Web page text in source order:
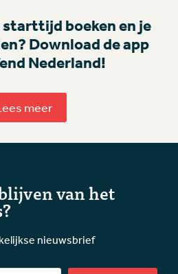
starttijd boeken en je
Download de app
Nederland!
meer
van het
nieuwsbrief